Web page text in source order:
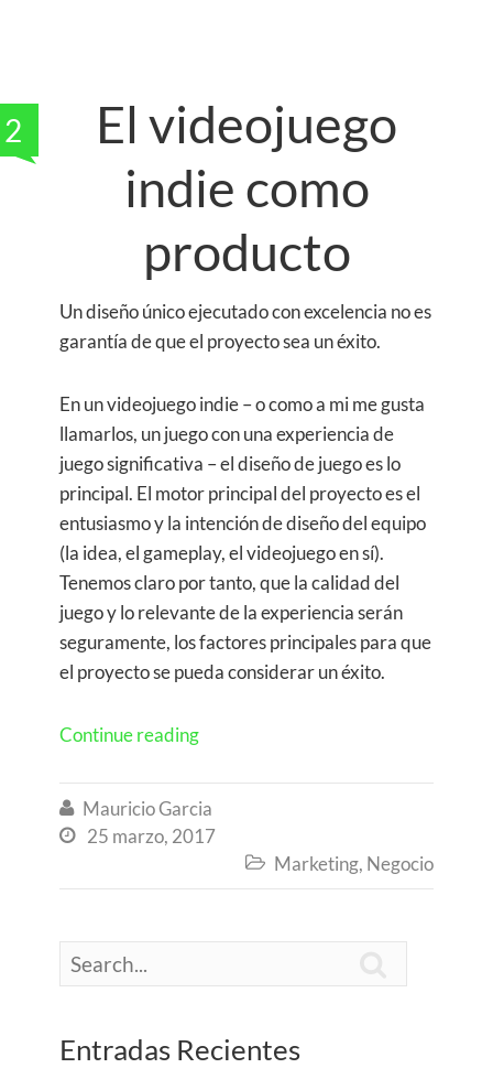
2
El videojuego
indie como
producto
Un diseño único ejecutado con excelencia no es
garantía de que el proyecto sea un éxito.
En un videojuego indie – o como a mi me gusta
llamarlos, un juego con una experiencia de
juego significativa – el diseño de juego es lo
principal. El motor principal del proyecto es el
entusiasmo y la intención de diseño del equipo
(la idea, el gameplay, el videojuego en sí).
Tenemos claro por tanto, que la calidad del
juego y lo relevante de la experiencia serán
seguramente, los factores principales para que
el proyecto se pueda considerar un éxito.
Continue reading
 Mauricio Garcia
 25 marzo, 2017
 Marketing, Negocio
Entradas Recientes